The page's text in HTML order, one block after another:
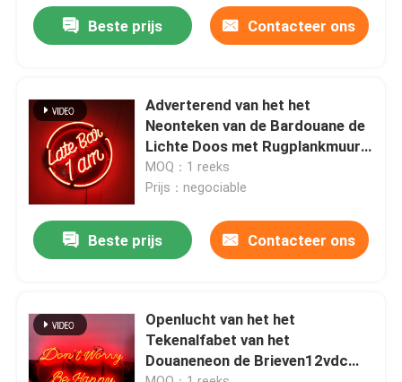
Fabrieksreis
Contacteer ons
Verzoek om een Citaat
3d brieventeken
Het teken van de kanaalbrief
Backlit Brieventeken
Beste prijs Contacteer ons
Adverterend van het het
Neonteken van de Bardouane de
Lichte Doos met Rugplankmuur
zet op
MOQ：1 reeks
Prijs：negociable
Beste prijs Contacteer ons
Openlucht van het het
Tekenalfabet van het
Douaneneon de Brieven12vdc